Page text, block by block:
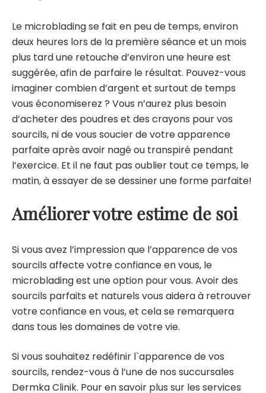
Le microblading se fait en peu de temps, environ
deux heures lors de la première séance et un mois
plus tard une retouche d’environ une heure est
suggérée, afin de parfaire le résultat. Pouvez-vous
imaginer combien d’argent et surtout de temps
vous économiserez ? Vous n’aurez plus besoin
d’acheter des poudres et des crayons pour vos
sourcils, ni de vous soucier de votre apparence
parfaite après avoir nagé ou transpiré pendant
l’exercice. Et il ne faut pas oublier tout ce temps, le
matin, à essayer de se dessiner une forme parfaite!
Améliorer votre estime de soi
Si vous avez l’impression que l’apparence de vos
sourcils affecte votre confiance en vous, le
microblading est une option pour vous. Avoir des
sourcils parfaits et naturels vous aidera à retrouver
votre confiance en vous, et cela se remarquera
dans tous les domaines de votre vie.
Si vous souhaitez redéfinir l`apparence de vos
sourcils, rendez-vous à l’une de nos succursales
Dermka Clinik. Pour en savoir plus sur les services